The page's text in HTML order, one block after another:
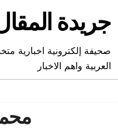
content
جريدة
صحيفة إلكترونية اخبارية
العربية واهم الاخبار